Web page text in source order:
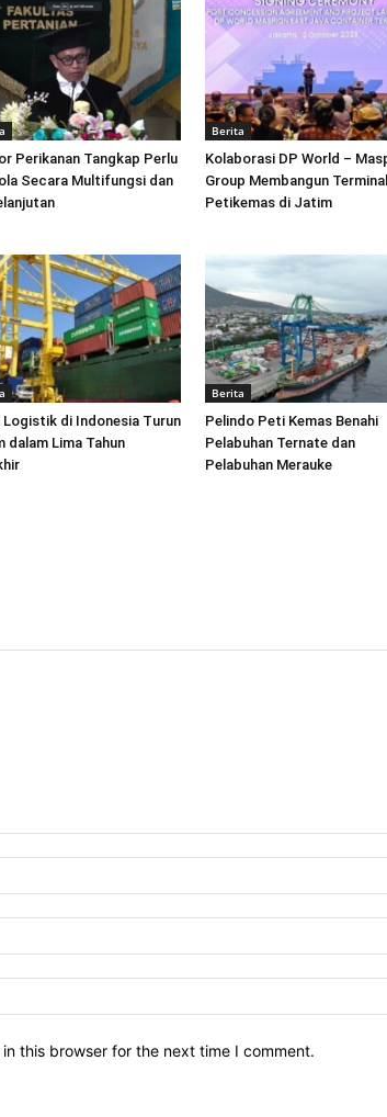
Perikanan Tangkap Perlu
Secara Multifungsi dan
Berita
Kolaborasi DP World –
Group Membangun Terminal
Petikemas di Jatim
Logistik di Indonesia Turun
dalam Lima Tahun
Berita
Pelindo Peti Kemas Benahi
Pelabuhan Ternate dan
Pelabuhan Merauke
this browser for the next time I comment.